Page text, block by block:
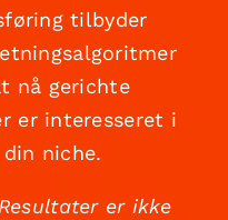
tilbyder
nå gerichte
er interesseret i
niche.
er ikke